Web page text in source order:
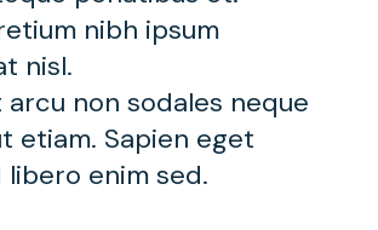
nibh ipsum
nisl.
non sodales neque
etiam. Sapien eget
libero enim sed.